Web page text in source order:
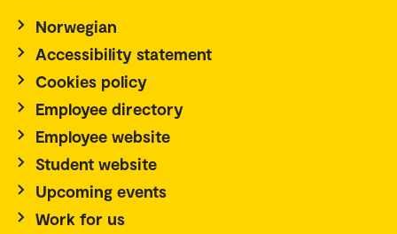
Norwegian
Accessibility statement
Cookies policy
Employee directory
Employee website
Student website
Upcoming events
Work for us